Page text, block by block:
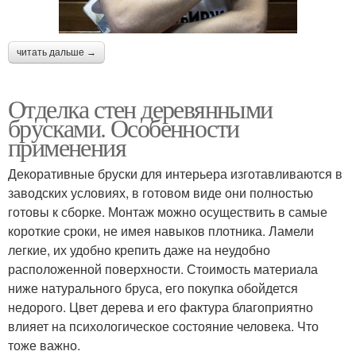
читать дальше →
Отделка стен деревянными
брусками. Особенности
применения
Декоративные бруски для интерьера изготавливаются в
заводских условиях, в готовом виде они полностью
готовы к сборке. Монтаж можно осуществить в самые
короткие сроки, не имея навыков плотника. Ламели
легкие, их удобно крепить даже на неудобно
расположенной поверхности. Стоимость материала
ниже натурального бруса, его покупка обойдется
недорого. Цвет дерева и его фактура благоприятно
влияет на психологическое состояние человека. Что
тоже важно.